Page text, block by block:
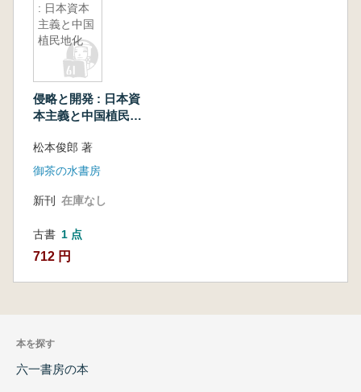
: 日本資本
主義と中国
植民地化
侵略と開発 : 日本資
本主義と中国植民地
松本俊郎 著
御茶の水書房
新刊 在庫なし
古書 1 点
712 円
本を探す
六一書房の本